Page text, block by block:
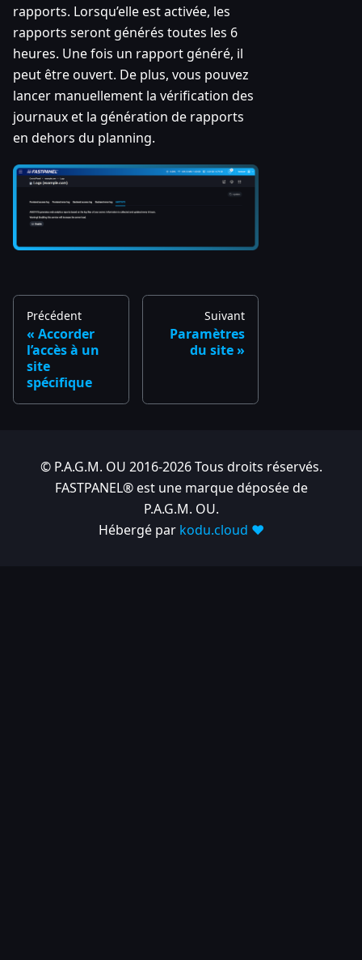
rapports. Lorsqu’elle est activée, les
rapports seront générés toutes les 6
heures. Une fois un rapport généré, il
peut être ouvert. De plus, vous pouvez
lancer manuellement la vérification des
journaux et la génération de rapports
en dehors du planning.
Précédent
Accorder
l’accès à un
site
spécifique
Suivant
Paramètres
du site
© P.A.G.M. OU 2016-2026 Tous droits réservés.
FASTPANEL® est une marque déposée de
P.A.G.M. OU.
Hébergé par kodu.cloud ❤️